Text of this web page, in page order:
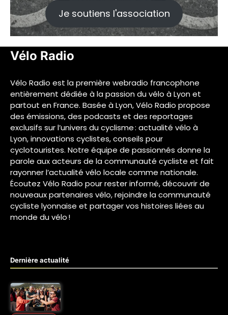
Je soutiens l'association
Vélo Radio
Vélo Radio est la première webradio francophone
entièrement dédiée à la passion du vélo à Lyon et
partout en France. Basée à Lyon, Vélo Radio propose
des émissions, des podcasts et des reportages
exclusifs sur l’univers du cyclisme : actualité vélo à
Lyon, innovations cyclistes, conseils pour
cyclotouristes. Notre équipe de passionnés donne la
parole aux acteurs de la communauté cycliste et fait
rayonner l’actualité vélo locale comme nationale.
Écoutez Vélo Radio pour rester informé, découvrir de
nouveaux partenaires vélo, rejoindre la communauté
cycliste lyonnaise et partager vos histoires liées au
monde du vélo !
Dernière actualité